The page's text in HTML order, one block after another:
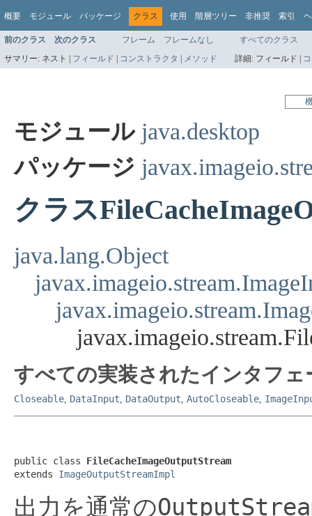
概要 モジュール パッケージ クラス 使用 階層ツリー 非推奨 索引
前のクラス 次のクラス フレーム フレームなし
すべてのクラス
サマリー: ネスト | フィールド | コンストラクタ | メソッド 詳細: フィールド |
モジュール java.desktop
パッケージ
クラス
java.lang.Object
すべての実装されたインタフェ
Closeable, DataInput, DataOutput, AutoCloseable,
public class FileCacheImageOutputStream
extends ImageOutputStreamImpl
出力を通常の